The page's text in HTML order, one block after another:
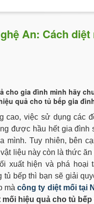
An: Cách
cho gia đình mình hãy
quả cho tủ bếp gia
cao, việc sử dụng các
được hầu hết gia đình
mình. Tuy nhiên, bên
liệu này còn là thức
xuất hiện và phá hoại
bếp thì bạn sẽ giải
màcông ty diệt mối tại
mối hiệu quả cho tủ bếp